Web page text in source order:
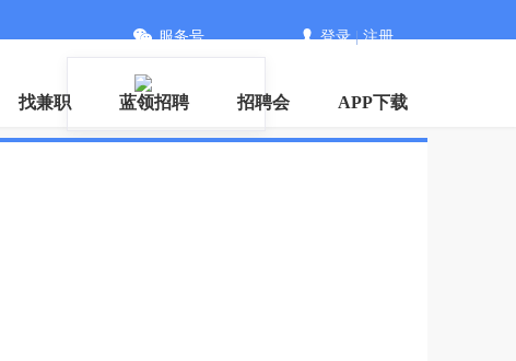
微信
服务号 登录|注册
找兼职 蓝领招聘 招聘会 APP下载